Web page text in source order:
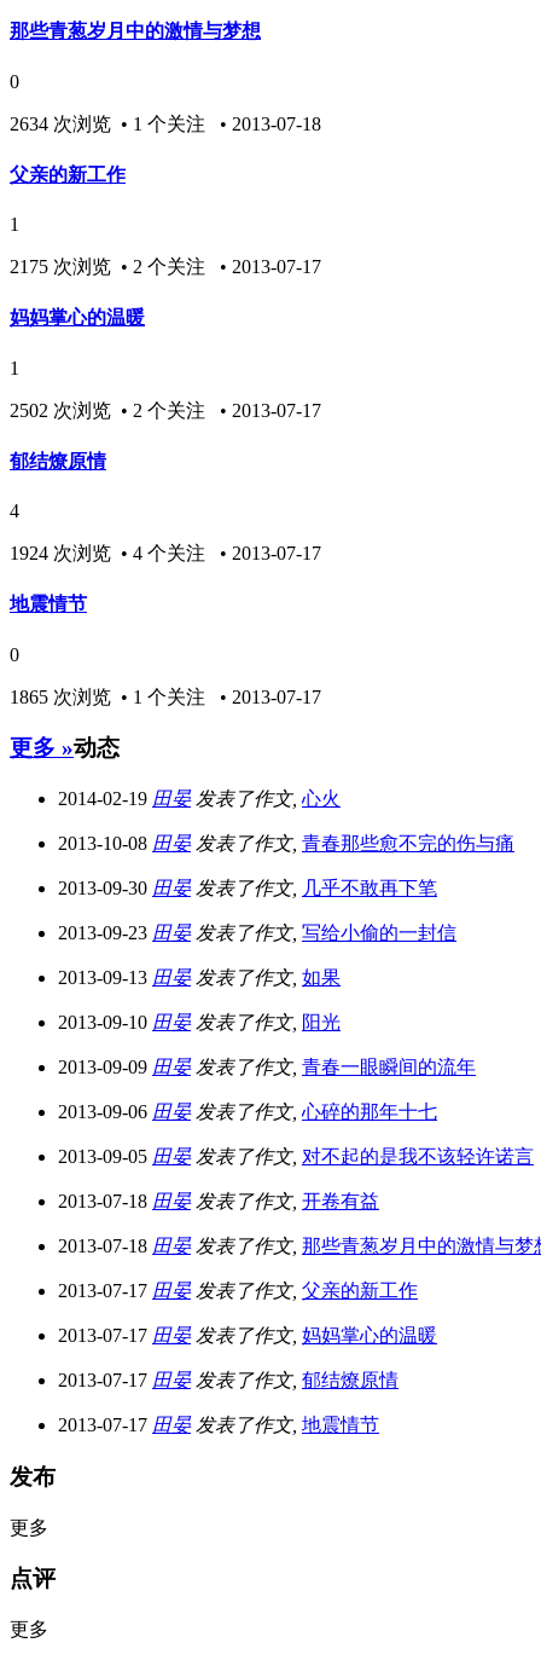
那些青葱岁月中的激情与梦想
0
2634 次浏览 • 1 个关注 • 2013-07-18
父亲的新工作
1
2175 次浏览 • 2 个关注 • 2013-07-17
妈妈掌心的温暖
1
2502 次浏览 • 2 个关注 • 2013-07-17
郁结燎原情
4
1924 次浏览 • 4 个关注 • 2013-07-17
地震情节
0
1865 次浏览 • 1 个关注 • 2013-07-17
更多 »动态
2014-02-19 田晏发表了作文, 心火
2013-10-08 田晏发表了作文, 青春那些愈不完的伤与痛
2013-09-30 田晏发表了作文, 几乎不敢再下笔
2013-09-23 田晏发表了作文, 写给小偷的一封信
2013-09-13 田晏发表了作文, 如果
2013-09-10 田晏发表了作文, 阳光
2013-09-09 田晏发表了作文, 青春一眼瞬间的流年
2013-09-06 田晏发表了作文, 心碎的那年十七
2013-09-05 田晏发表了作文, 对不起的是我不该轻许诺言
2013-07-18 田晏发表了作文, 开卷有益
2013-07-18 田晏发表了作文, 那些青葱岁月中的激情与梦
2013-07-17 田晏发表了作文, 父亲的新工作
2013-07-17 田晏发表了作文, 妈妈掌心的温暖
2013-07-17 田晏发表了作文, 郁结燎原情
2013-07-17 田晏发表了作文, 地震情节
发布
更多
点评
更多